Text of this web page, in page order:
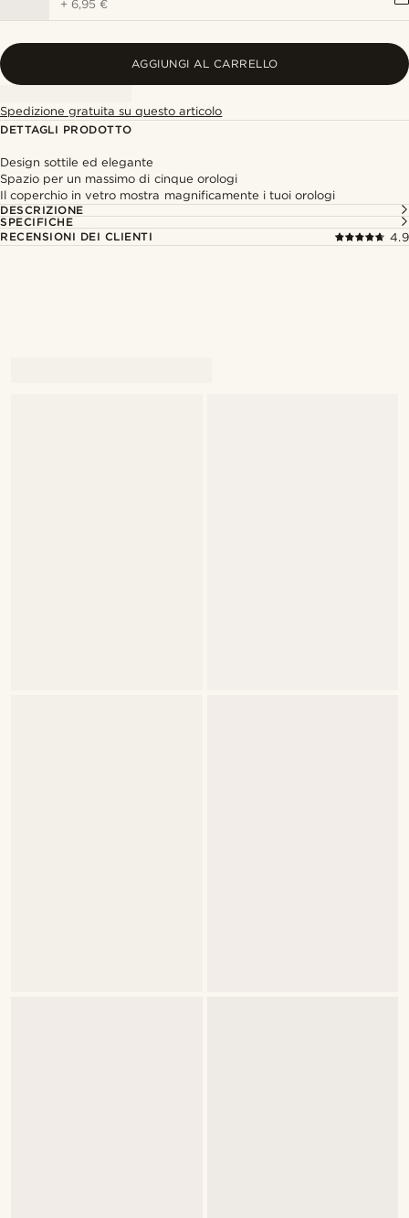
+6,95 €
AGGIUNGI AL CARRELLO
Spedizione gratuita su questo articolo
DETTAGLI PRODOTTO
Design sottile ed elegante
Spazio per un massimo di cinque orologi
Il coperchio in vetro mostra magnificamente i tuoi orologi
DESCRIZIONE
SPECIFICHE
RECENSIONI DEI CLIENTI
4.9